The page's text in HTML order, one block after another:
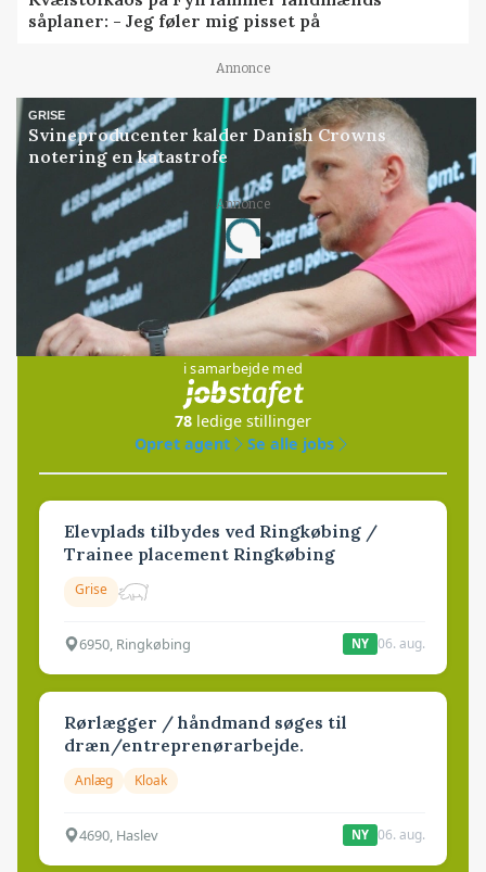
såplaner: - Jeg føler mig pisset på
Annonce
GRISE
Svineproducenter kalder Danish Crowns
notering en katastrofe
Annonce
Loading...
Jobs
i samarbejde med
78 ledige stillinger
Opret agent
Se alle jobs
Elevplads tilbydes ved Ringkøbing /
Trainee placement Ringkøbing
Grise
6950, Ringkøbing NY 06. aug.
Rørlægger / håndmand søges til
dræn/entreprenørarbejde.
Anlæg Kloak
4690, Haslev NY 06. aug.